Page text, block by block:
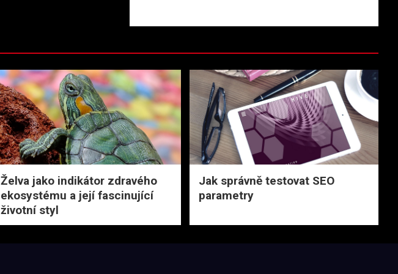
Želva jako indikátor zdravého
ekosystému a její fascinující
životní styl
Jak správně testovat SEO
parametry